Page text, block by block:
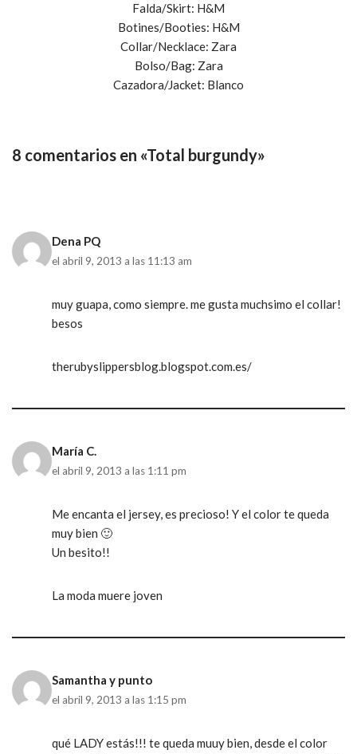
Falda/Skirt: H&M
Botines/Booties: H&M
Collar/Necklace: Zara
Bolso/Bag: Zara
Cazadora/Jacket: Blanco
8 comentarios en «Total burgundy»
Dena PQ
el abril 9, 2013 a las 11:13 am
muy guapa, como siempre. me gusta muchsimo el collar!
besos
therubyslippersblog.blogspot.com.es/
María C.
el abril 9, 2013 a las 1:11 pm
Me encanta el jersey, es precioso! Y el color te queda
muy bien 🙂
Un besito!!
La moda muere joven
Samantha y punto
el abril 9, 2013 a las 1:15 pm
qué LADY estás!!! te queda muuy bien, desde el color